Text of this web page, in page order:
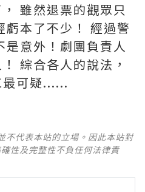
雖然退票的觀眾只
虧本了不少！ 經過警
是意外！劇團負責人
綜合各人的說法，
可疑......
不代表本站的立場。因此本站對
性及完整性不負任何法律責